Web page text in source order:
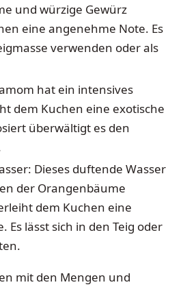
und würzige Gewürz
eine angenehme Note. Es
verwenden oder als
hat ein intensives
dem Kuchen eine exotische
überwältigt es den
Dieses duftende Wasser
der Orangenbäume
dem Kuchen eine
Es lässt sich in den Teig oder
mit den Mengen und